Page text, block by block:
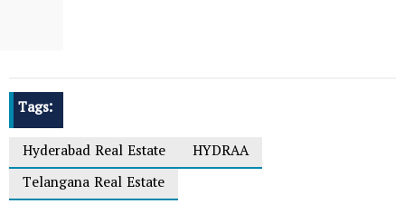
Tags:
Hyderabad Real Estate
HYDRAA
Telangana Real Estate